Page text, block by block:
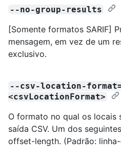
--no-group-results
[Somente formatos SARIF]
mensagem, em vez de um
exclusivo.
--csv-location-
<csvLocationFormat>
O formato no qual os locais
saída CSV. Um dos
offset-length. (Padrão: